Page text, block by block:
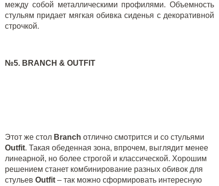
между собой металлическими профилями. Объемность
стульям придает мягкая обивка сиденья с декоративной
строчкой.
№5. BRANCH & OUTFIT
Этот же стол Branch отлично смотрится и со стульями
Outfit. Такая обеденная зона, впрочем, выглядит менее
линеарной, но более строгой и классической. Хорошим
решением станет комбинирование разных обивок для
стульев Outfit – так можно сформировать интересную